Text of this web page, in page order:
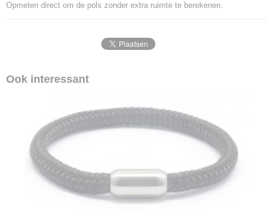
Opmeten direct om de pols zonder extra ruimte te berekenen.
Ook interessant